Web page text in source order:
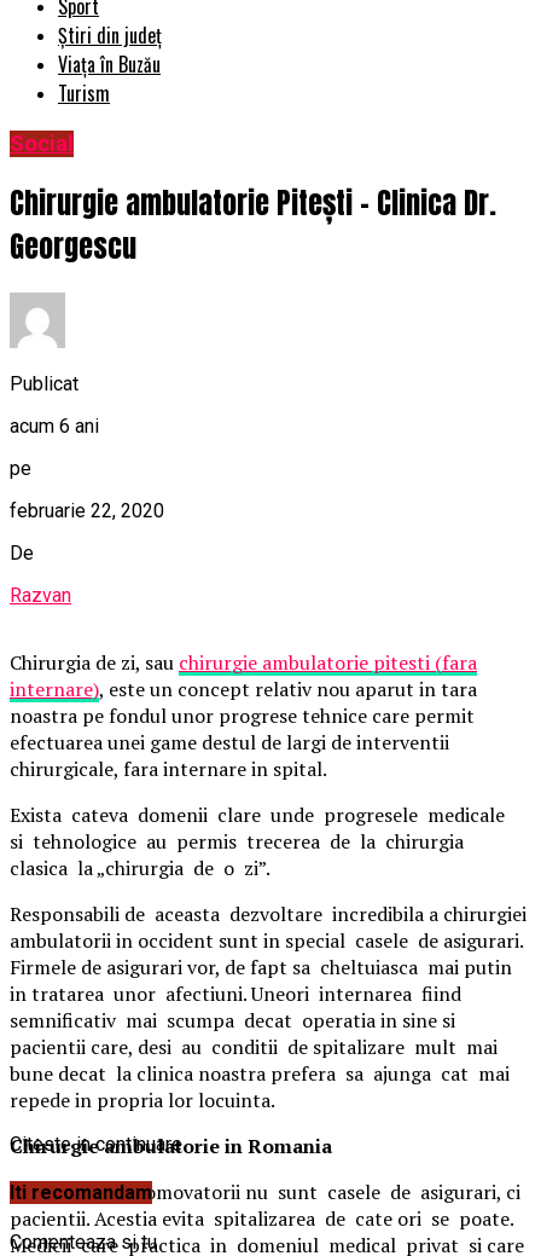
Sport
Știri din județ
Viața în Buzău
Turism
Social
Chirurgie ambulatorie Pitești – Clinica Dr.
Georgescu
Publicat
acum 6 ani
pe
februarie 22, 2020
De
Razvan
Chirurgia de zi, sau chirurgie ambulatorie pitesti (fara
internare), este un concept relativ nou aparut in tara
noastra pe fondul unor progrese tehnice care permit
efectuarea unei game destul de largi de interventii
chirurgicale, fara internare in spital.
Exista cateva domenii clare unde progresele medicale
si tehnologice au permis trecerea de la chirurgia
clasica la „chirurgia de o zi”.
Responsabili de aceasta dezvoltare incredibila a chirurgiei
ambulatorii in occident sunt in special casele de asigurari.
Firmele de asigurari vor, de fapt sa cheltuiasca mai putin
in tratarea unor afectiuni. Uneori internarea fiind
semnificativ mai scumpa decat operatia in sine si
pacientii care, desi au conditii de spitalizare mult mai
bune decat la clinica noastra prefera sa ajunga cat mai
repede in propria lor locuinta.
Chirurgie ambulatorie in Romania
In Romania, promovatorii nu sunt casele de asigurari, ci
pacientii. Acestia evita spitalizarea de cate ori se poate.
Medicii care practica in domeniul medical privat si care
Citeste in continuare
Iti recomandam
Comenteaza si tu